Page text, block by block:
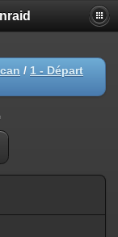
/ 1 - Départ